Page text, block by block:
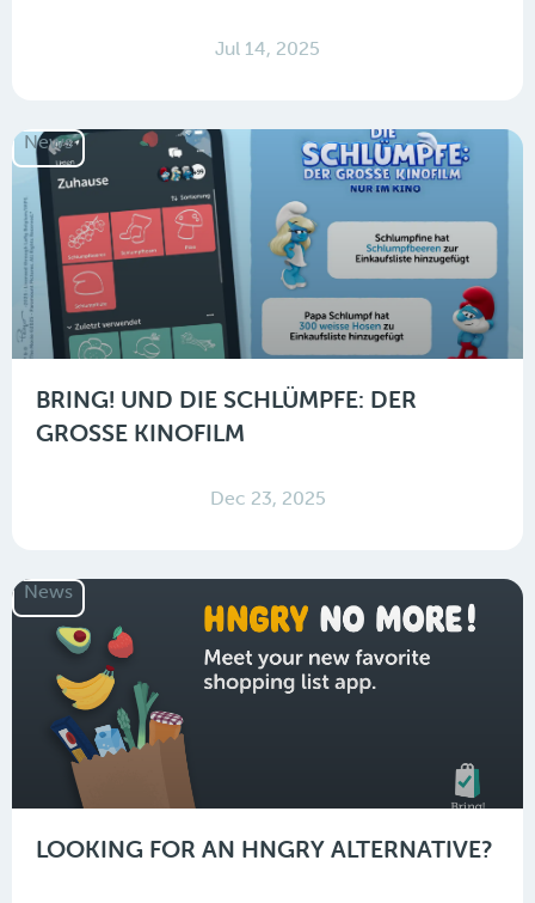
Jul 14, 2025
News
BRING! UND DIE SCHLÜMPFE: DER
GROSSE KINOFILM
Dec 23, 2025
News
LOOKING FOR AN HNGRY ALTERNATIVE?